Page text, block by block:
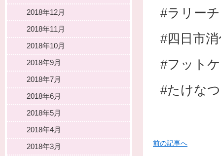
#ラリー
#四日市
#フット
#たけな
前の記事へ
2018年12月
2018年11月
2018年10月
2018年9月
2018年7月
2018年6月
2018年5月
2018年4月
2018年3月